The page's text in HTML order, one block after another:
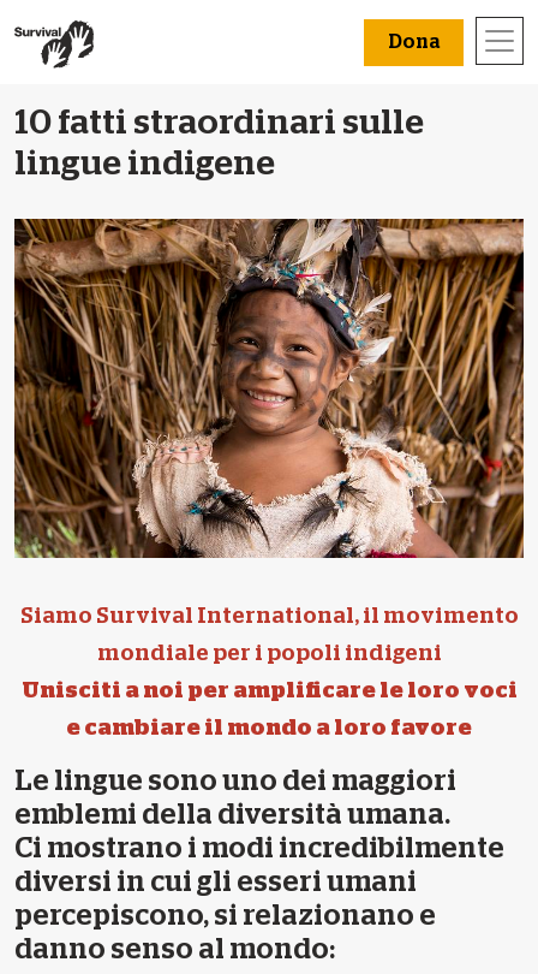
Dona
10 fatti straordinari sulle
lingue indigene
Siamo Survival International, il movimento
mondiale per i popoli indigeni
Unisciti a noi per amplificare le loro voci
e cambiare il mondo a loro favore
Le lingue sono uno dei maggiori
emblemi della diversità umana.
Ci mostrano i modi incredibilmente
diversi in cui gli esseri umani
percepiscono, si relazionano e
danno senso al mondo: